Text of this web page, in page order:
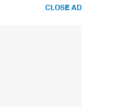
CLOSE AD